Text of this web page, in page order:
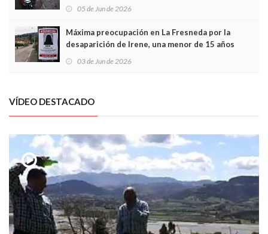
frontal
05 de Jun de 2026
Máxima preocupación en La Fresneda por la
desaparición de Irene, una menor de 15 años
03 de Jun de 2026
VÍDEO DESTACADO